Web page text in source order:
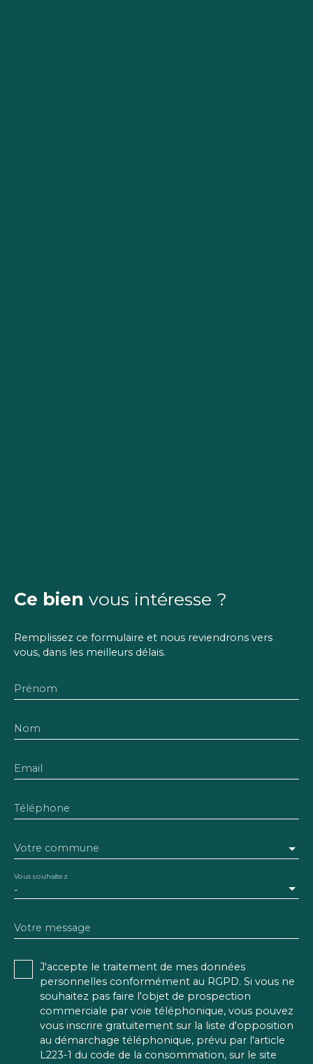
Ce bien vous intéresse ?
Remplissez ce formulaire et nous reviendrons vers
vous, dans les meilleurs délais.
Prénom
Nom
Email
Téléphone
Votre commune
-
Vous souhaitez
Votre message
J'accepte le traitement de mes données
personnelles conformément au RGPD. Si vous ne
souhaitez pas faire l'objet de prospection
commerciale par voie téléphonique, vous pouvez
vous inscrire gratuitement sur la liste d'opposition
au démarchage téléphonique, prévu par l'article
L223-1 du code de la consommation, sur le site